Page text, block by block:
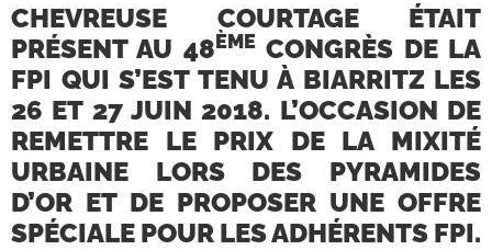
CHEVREUSE COURTAGE ÉTAIT
PRÉSENT AU 48ÈMECONGRÈS DE LA
FPI QUI S’EST TENU À BIARRITZ LES
26 ET 27 JUIN 2018. L’OCCASION DE
REMETTRE LE PRIX DE LA MIXITÉ
URBAINE LORS DES PYRAMIDES
D’OR ET DE PROPOSER UNE OFFRE
SPÉCIALE POUR LES ADHÉRENTS FPI.